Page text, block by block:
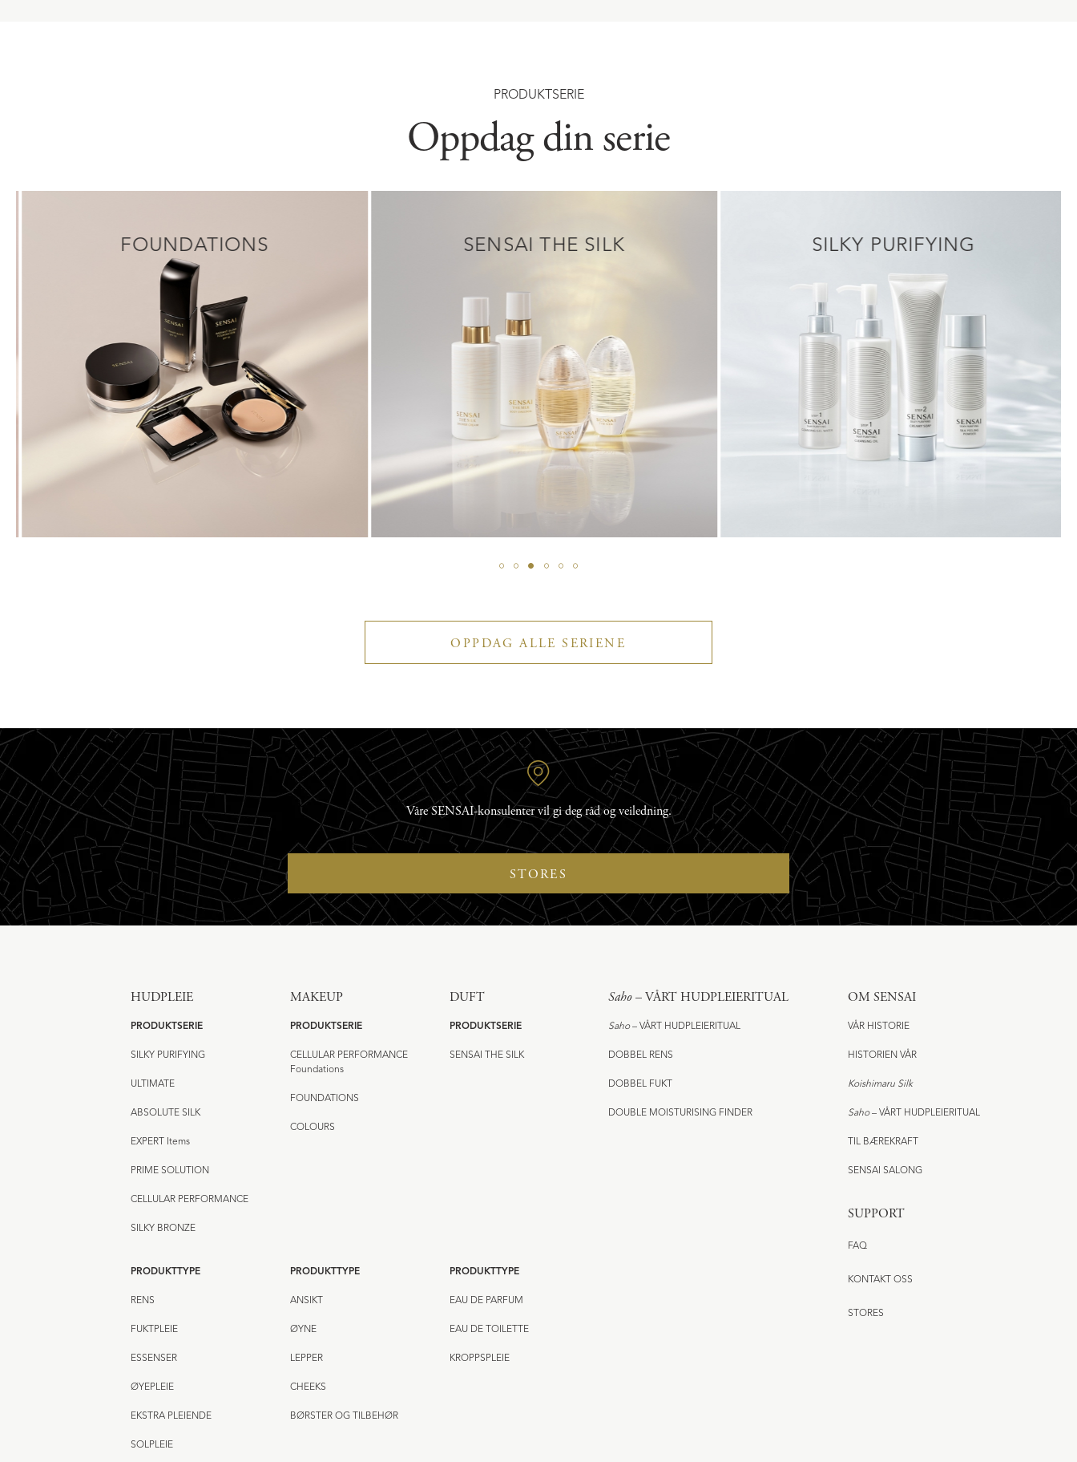
PRODUKTSERIE
Oppdag din serie
FOUNDATIONS
OPPDAG
SENSAI THE SILK
OPPDAG
SILKY PURIFYING
OPPDAG
OPPDAG ALLE SERIENE
Våre SENSAI-konsulenter vil gi deg råd og veiledning.
STORES
HUDPLEIE
PRODUKTSERIE
SILKY PURIFYING
ULTIMATE
ABSOLUTE SILK
EXPERT Items
PRIME SOLUTION
CELLULAR PERFORMANCE
SILKY BRONZE
PRODUKTTYPE
RENS
FUKTPLEIE
ESSENSER
ØYEPLEIE
EKSTRA PLEIENDE
SOLPLEIE
MAKEUP
PRODUKTSERIE
CELLULAR PERFORMANCE
Foundations
FOUNDATIONS
COLOURS
PRODUKTTYPE
ANSIKT
ØYNE
LEPPER
CHEEKS
BØRSTER OG TILBEHØR
DUFT
PRODUKTSERIE
SENSAI THE SILK
PRODUKTTYPE
EAU DE PARFUM
EAU DE TOILETTE
KROPPSPLEIE
Saho– VÅRT HUDPLEIERITUAL
Saho– VÅRT HUDPLEIERITUAL
DOBBEL RENS
DOBBEL FUKT
DOUBLE MOISTURISING FINDER
OM SENSAI
VÅR HISTORIE
HISTORIEN VÅR
Koishimaru Silk
Saho– VÅRT HUDPLEIERITUAL
TIL BÆREKRAFT
SENSAI SALONG
SUPPORT
FAQ
KONTAKT OSS
STORES